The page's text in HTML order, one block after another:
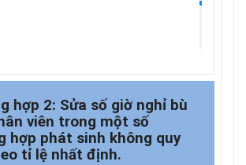
hợp 2: Sửa số giờ nghỉ bù
viên trong một số
hợp phát sinh không quy
tỉ lệ nhất định.